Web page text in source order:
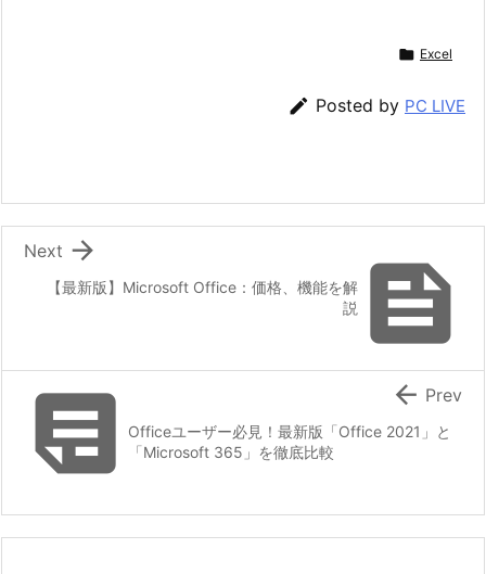
 Excel
 Posted by PC LIVE

【最新版】Microsoft Office：価格、機能を解
説

Next
Officeユーザー必見！最新版「Office 2021」と
「Microsoft 365」を徹底比較
 Prev